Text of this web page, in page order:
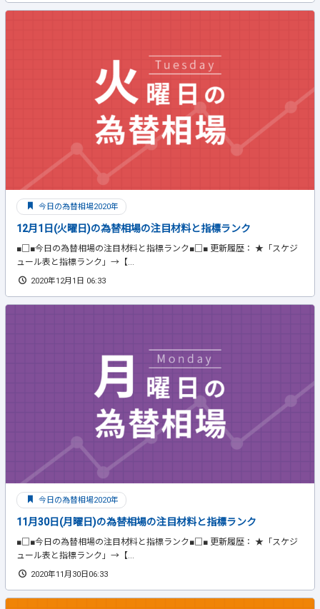
今日の為替相場2020年
12月1日(火曜日)の為替相場の注目材料と指標ランク
■□■今日の為替相場の注目材料と指標ランク■□■ 更新履歴： ★「スケジ
ュール表と指標ランク」→【...
2020年12月1日 06:33
今日の為替相場2020年
11月30日(月曜日)の為替相場の注目材料と指標ランク
■□■今日の為替相場の注目材料と指標ランク■□■ 更新履歴： ★「スケジ
ュール表と指標ランク」→【...
2020年11月30日06:33